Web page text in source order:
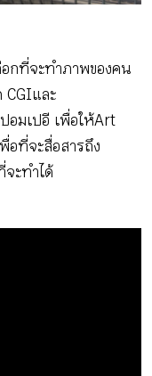
กที่จะทำภาพของคน
และ
อมเปอี เพื่อให้ Art
อที่จะสื่อสารถึง
ะทำได้